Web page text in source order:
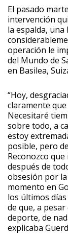
El pasado
intervención
la espalda,
operación le
del Mundo de
en Basilea,
“Hoy,
claramente
Necesitaré
sobre todo, a
estoy
posible, pero
Reconozco
después de
obsesión por
momento en
los últimos
de que, a
deporte, de
explicaba